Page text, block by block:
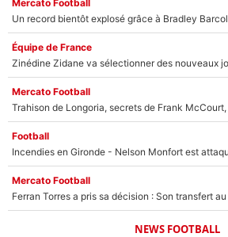
Mercato Football
Équipe de France
Mercato Football
Football
Mercato Football
NEWS FOOTBALL